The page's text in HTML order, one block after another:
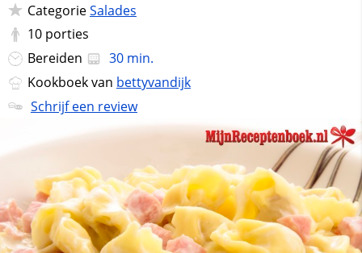
CategorieSalades
10 porties
Bereiden
30 min.
Kookboek van bettyvandijk
Schrijf een review